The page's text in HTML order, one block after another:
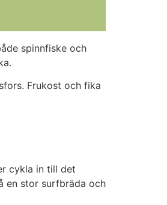
spinnfiske och
Frukost och fika
cykla in till det
en stor surfbräda och